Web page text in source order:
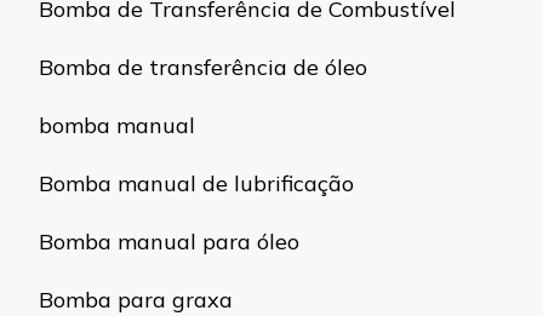
Bomba de Transferência de Combustível
Bomba de transferência de óleo
bomba manual
Bomba manual de lubrificação
Bomba manual para óleo
Bomba para graxa